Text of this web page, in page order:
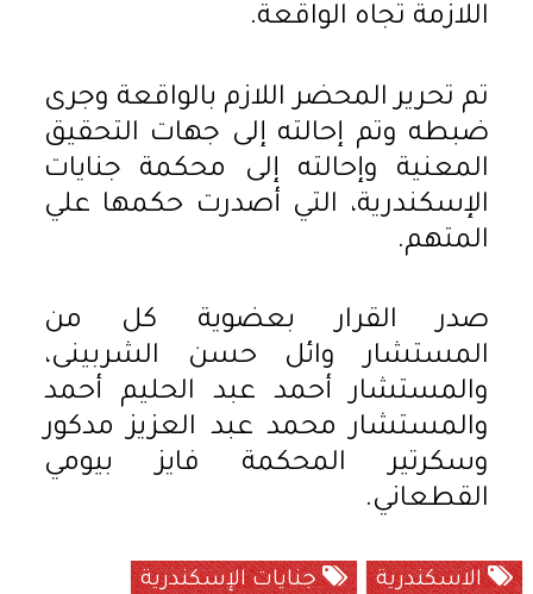
اللازمة تجاه الواقعة.
تم تحرير المحضر اللازم بالواقعة وجرى
ضبطه وتم إحالته إلى جهات التحقيق
المعنية وإحالته إلى محكمة جنايات
الإسكندرية، التي أصدرت حكمها علي
المتهم.
صدر القرار بعضوية كل من
المستشار وائل حسن الشربينى،
والمستشار أحمد عبد الحليم أحمد
والمستشار محمد عبد العزيز مدكور
وسكرتير المحكمة فايز بيومي
القطعاني.
الاسكندرية
جنايات الإسكندرية